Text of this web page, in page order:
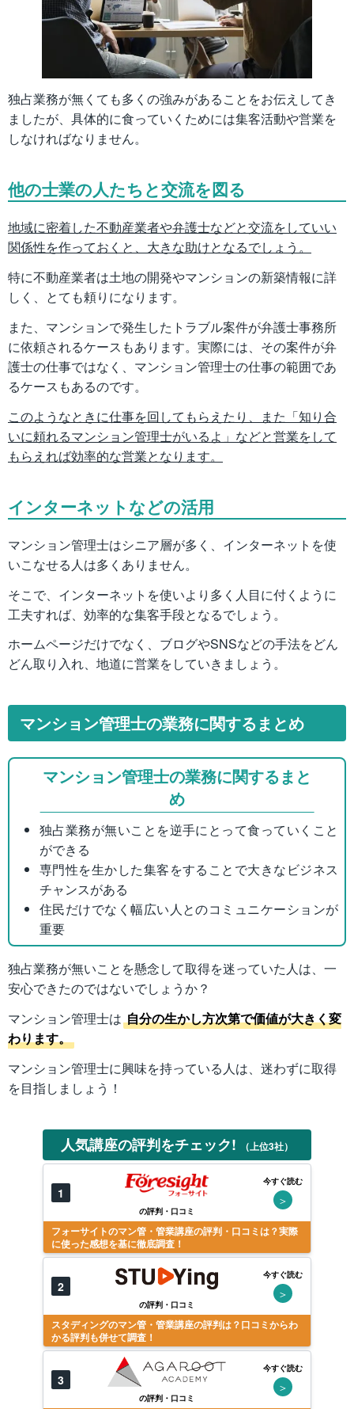
独占業務が無くても多くの強みがあることをお伝えしてき
ましたが、具体的に食っていくためには集客活動や営業を
しなければなりません。
他の士業の人たちと交流を図る
地域に密着した不動産業者や弁護士などと交流をしていい
関係性を作っておくと、大きな助けとなるでしょう。
特に不動産業者は土地の開発やマンションの新築情報に詳
しく、とても頼りになります。
また、マンションで発生したトラブル案件が弁護士事務所
に依頼されるケースもあります。実際には、その案件が弁
護士の仕事ではなく、マンション管理士の仕事の範囲であ
るケースもあるのです。
このようなときに仕事を回してもらえたり、また「知り合
いに頼れるマンション管理士がいるよ」などと営業をして
もらえれば効率的な営業となります。
インターネットなどの活用
マンション管理士はシニア層が多く、インターネットを使
いこなせる人は多くありません。
そこで、インターネットを使いより多く人目に付くように
工夫すれば、効率的な集客手段となるでしょう。
ホームページだけでなく、ブログやSNSなどの手法をどん
どん取り入れ、地道に営業をしていきましょう。
マンション管理士の業務に関するまとめ
マンション管理士の業務に関するまと
め
独占業務が無いことを逆手にとって食っていくこと
ができる
専門性を生かした集客をすることで大きなビジネス
チャンスがある
住民だけでなく幅広い人とのコミュニケーションが
重要
独占業務が無いことを懸念して取得を迷っていた人は、一
安心できたのではないでしょうか？
マンション管理士は 自分の生かし方次第で価値が大きく変
わります。
マンション管理士に興味を持っている人は、迷わずに取得
を目指しましょう！
人気講座の評判をチェック! （上位3社）
1
の評判・口コミ
今すぐ読む
＞
フォーサイトのマン管・管業講座の評判・口コミは？実際
に使った感想を基に徹底調査！
2
の評判・口コミ
今すぐ読む
＞
スタディングのマン管・管業講座の評判は？口コミからわ
かる評判も併せて調査！
3
の評判・口コミ
今すぐ読む
＞